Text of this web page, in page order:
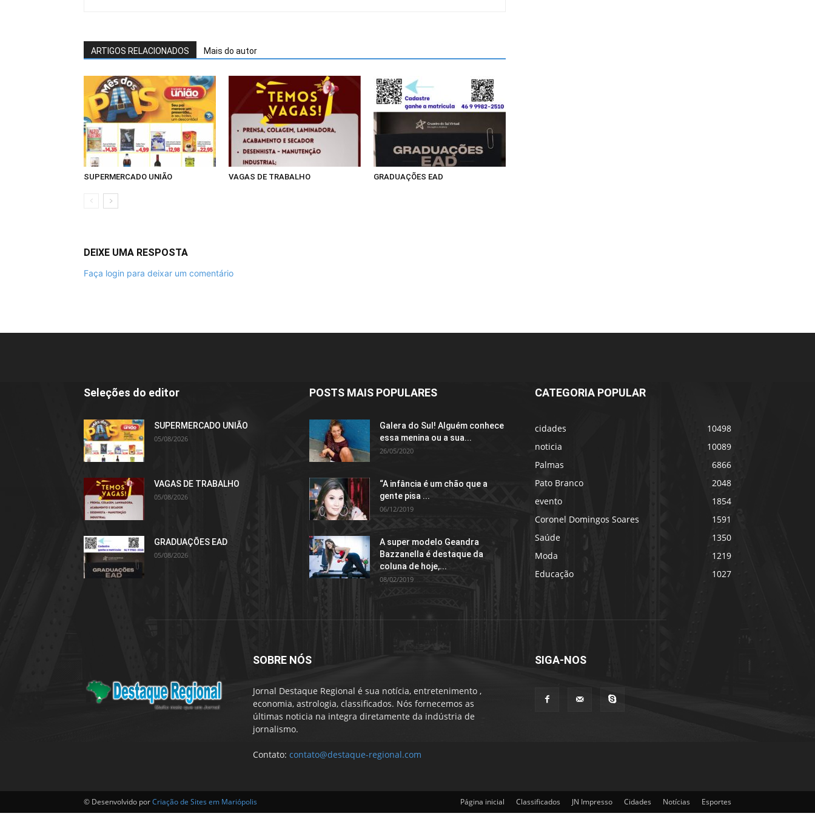
ARTIGOS RELACIONADOS Mais do autor
SUPERMERCADO UNIÃO VAGAS DE TRABALHO GRADUAÇÕES EAD
DEIXE UMA RESPOSTA
Faça login para deixar um comentário
Seleções do editor
SUPERMERCADO UNIÃO
05/08/2026
VAGAS DE TRABALHO
05/08/2026
GRADUAÇÕES EAD
05/08/2026
POSTS MAIS POPULARES
Galera do Sul! Alguém conhece
essa menina ou a sua...
26/05/2020
“A infância é um chão que a
gente pisa ...
06/12/2019
A super modelo Geandra
Bazzanella é destaque da
coluna de hoje,...
08/02/2019
CATEGORIA POPULAR
cidades
10498
noticia
10089
Palmas
6866
Pato Branco
2048
evento
1854
Coronel Domingos Soares
1591
Saúde
1350
Moda
1219
Educação
1027
SOBRE NÓS
Jornal Destaque Regional é sua notícia, entretenimento ,
economia, astrologia, classificados. Nós fornecemos as
últimas noticia na integra diretamente da indústria de
jornalismo.
Contato: contato@destaque-regional.com
SIGA-NOS
Página inicial Classificados JN Impresso Cidades Notícias Esportes
© Desenvolvido porCriação de Sites em Mariópolis